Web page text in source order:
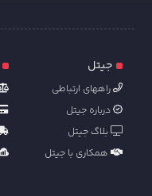
جیتل
راههای ارتباطی
درباره جیتل
بلاگ جیتل
همکاری با جیتل